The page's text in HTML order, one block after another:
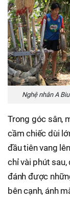
Nghệ nhân A
Trong góc sân,
cầm chiếc dùi
đầu tiên vang
chỉ vài phút
đánh được
bên cạnh, ánh